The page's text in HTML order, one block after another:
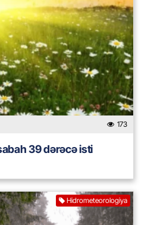
173
39 dərəcə isti
Hidrometeorologiya